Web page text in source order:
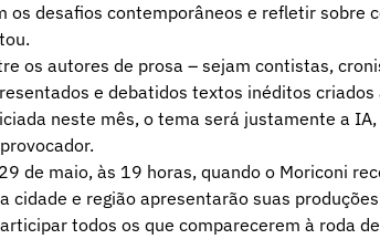
desafios contemporâneos e refletir sobre
os autores de prosa – sejam contistas,
e debatidos textos inéditos criados
neste mês, o tema será justamente a
de maio, às 19 horas, quando o Moriconi
cidade e região apresentarão suas
todos os que comparecerem à roda